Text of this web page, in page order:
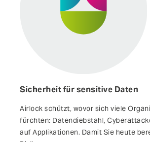
Sicherheit für sensitive Daten
Airlock schützt, wovor sich viele
fürchten: Datendiebstahl,
auf Applikationen. Damit Sie heute